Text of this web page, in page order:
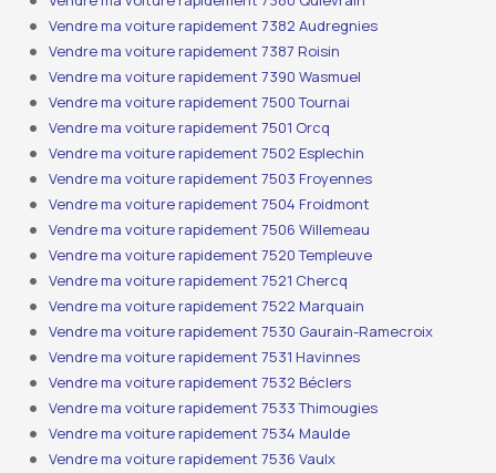
Vendre ma voiture rapidement 7382 Audregnies
Vendre ma voiture rapidement 7387 Roisin
Vendre ma voiture rapidement 7390 Wasmuel
Vendre ma voiture rapidement 7500 Tournai
Vendre ma voiture rapidement 7501 Orcq
Vendre ma voiture rapidement 7502 Esplechin
Vendre ma voiture rapidement 7503 Froyennes
Vendre ma voiture rapidement 7504 Froidmont
Vendre ma voiture rapidement 7506 Willemeau
Vendre ma voiture rapidement 7520 Templeuve
Vendre ma voiture rapidement 7521 Chercq
Vendre ma voiture rapidement 7522 Marquain
Vendre ma voiture rapidement 7530 Gaurain-Ramecroix
Vendre ma voiture rapidement 7531 Havinnes
Vendre ma voiture rapidement 7532 Béclers
Vendre ma voiture rapidement 7533 Thimougies
Vendre ma voiture rapidement 7534 Maulde
Vendre ma voiture rapidement 7536 Vaulx